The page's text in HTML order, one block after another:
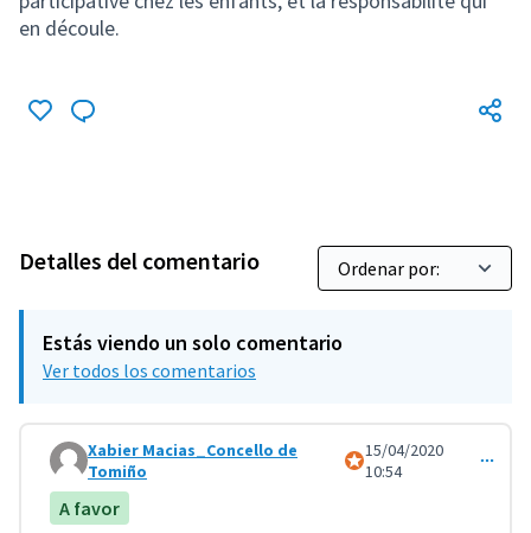
Detalles del comentario
Estás viendo un solo comentario
Ver todos los comentarios
Comentario 1179
Xabier Macias_Concello de
Tomiño
Participante oficial
15/04/2020
10:54
A favor